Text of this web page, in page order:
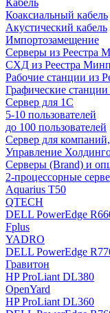
Кабель
Коаксиальный кабель
Акустический кабель
Импортозамещение
Серверы из Реестра
СХД из Реестра
Рабочие станции из
Графические
Сервер для 1С
5-10 пользователей
до 100 пользователей
Сервер для
Управление
Серверы (Brand) и
2-процессорные
Aquarius T50
QTECH
DELL PowerEdge
Fplus
YADRO
DELL PowerEdge
Гравитон
HP ProLiant DL380
OpenYard
HP ProLiant DL360